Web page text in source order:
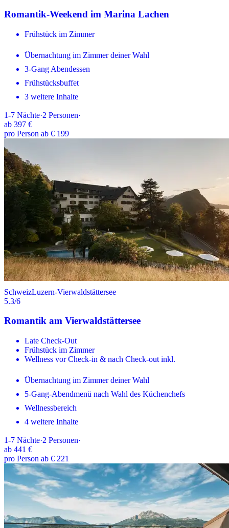
Romantik-Weekend im Marina Lachen
Frühstück im Zimmer
Übernachtung im Zimmer deiner Wahl
3-Gang Abendessen
Frühstücksbuffet
3 weitere Inhalte
1-7 Nächte·2 Personen·
ab 397 €
pro Person ab € 199
SchweizLuzern-Vierwaldstättersee
5.3/6
Romantik am Vierwaldstättersee
Late Check-Out
Frühstück im Zimmer
Wellness vor Check-in & nach Check-out inkl.
Übernachtung im Zimmer deiner Wahl
5-Gang-Abendmenü nach Wahl des Küchenchefs
Wellnessbereich
4 weitere Inhalte
1-7 Nächte·2 Personen·
ab 441 €
pro Person ab € 221